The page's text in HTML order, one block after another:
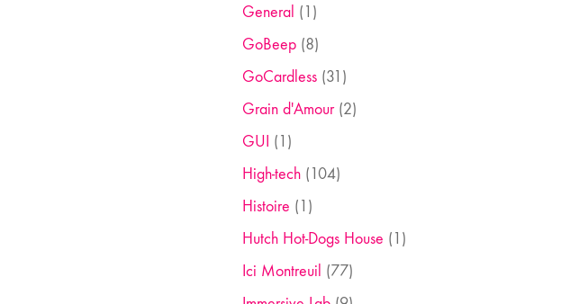
General (1)
GoBeep(8)
GoCardless(31)
Grain d'Amour(2)
GUI (1)
High-tech(104)
Histoire (1)
Hutch Hot-Dogs House (1)
Ici Montreuil (77)